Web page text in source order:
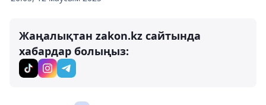
Жаңалықтан zakon.kz сайтында
хабардар болыңыз: